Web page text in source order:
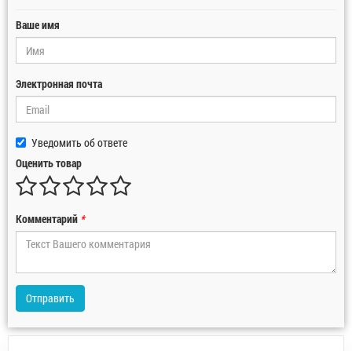
Ваше имя
Электронная почта
Уведомить об ответе
Оценить товар
Комментарий *
Отправить